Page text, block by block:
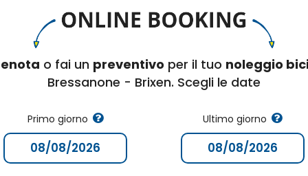
o fai un preventivo per il tuo noleggio
Bressanone - Brixen. Scegli le date
Primo giorno Ultimo giorno